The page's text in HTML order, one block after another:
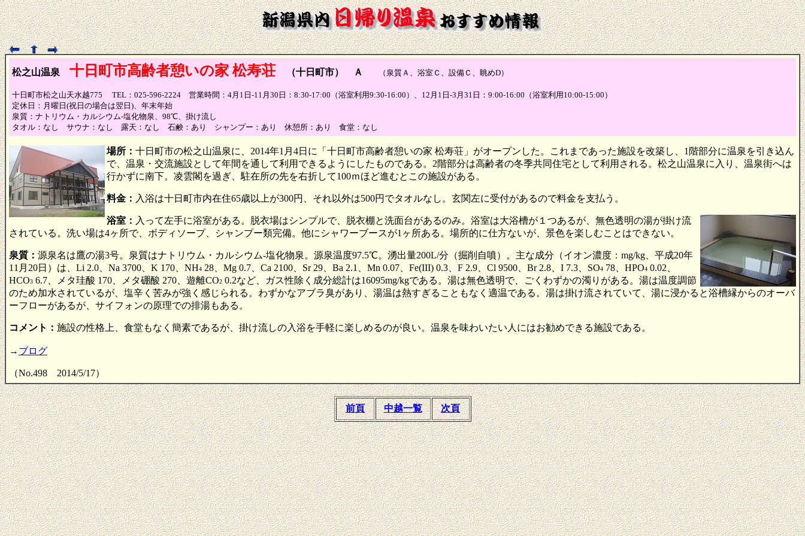
松之山温泉 十日町市高齢者憩いの家 松寿荘 （十日町市） Ａ （泉質Ａ、浴室Ｃ、設備Ｃ、眺めD）
十日町市松之山天水越775 TEL：025-596-2224 営業時間：4月1日-11月30日：8:30-17:00（浴室利用9:30-16:00）、12月1日-3月31日：9:00-16:00（浴室利用10:00-15:00）
定休日：月曜日(祝日の場合は翌日)、年末年始
泉質：ナトリウム・カルシウム-塩化物泉、98℃、掛け流し
タオル：なし サウナ：なし 露天：なし 石鹸：あり シャンプー：あり 休憩所：あり 食堂：なし
場所： 十日町市の松之山温泉に、2014年1月4日に「十日町市高齢者憩いの家 松寿荘」がオープンした。これまであった施設を改築し、1階部分に温泉を引き込ん
で、温泉・交流施設として年間を通して利用できるようにしたものである。2階部分は高齢者の冬季共同住宅として利用される。松之山温泉に入り、温泉街へは
行かずに南下。凌雲閣を過ぎ、駐在所の先を右折して100ｍほど進むとこの施設がある。
料金： 入浴は十日町市内在住65歳以上が300円、それ以外は500円でタオルなし。玄関左に受付があるので料金を支払う。
浴室： 入って左手に浴室がある。脱衣場はシンプルで、脱衣棚と洗面台があるのみ。浴室は大浴槽が１つあるが、無色透明の湯が掛け流
されている。洗い場は4ヶ所で、ボディソープ、シャンプー類完備。他にシャワーブースが1ヶ所ある。場所的に仕方ないが、景色を楽しむことはできない。
泉質： 源泉名は鷹の湯3号。泉質はナトリウム・カルシウム-塩化物泉。源泉温度97.5℃。湧出量200L/分（掘削自噴）。主な成分（イオン濃度：mg/kg、平成20年
11月20日）は、Li 2.0、Na 3700、K 170、NH4 28、Mg 0.7、Ca 2100、Sr 29、Ba 2.1、Mn 0.07、Fe(III) 0.3、F 2.9、Cl 9500、Br 2.8、I 7.3、SO4 78、HPO4 0.02、
HCO3 6.7、メタ珪酸 170、メタ硼酸 270、遊離CO2 0.2など、ガス性除く成分総計は16095mg/kgである。湯は無色透明で、ごくわずかの濁りがある。湯は温度調節
のため加水されているが、塩辛く苦みが強く感じられる。わずかなアブラ臭があり、湯温は熱すぎることもなく適温である。湯は掛け流されていて、湯に浸かると浴槽縁からのオーバ
ーフローがあるが、サイフォンの原理での排湯もある。
コメント： 施設の性格上、食堂もなく簡素であるが、掛け流しの入浴を手軽に楽しめるのが良い。温泉を味わいたい人にはお勧めできる施設である。
→ ブログ
（No.498 2014/5/17）
前頁 中越一覧 次頁